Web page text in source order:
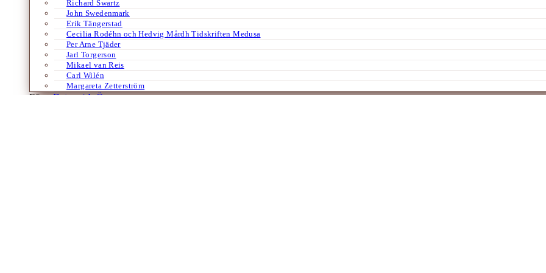
Richard Swartz
John Swedenmark
Erik Tängerstad
Cecilia Rodéhn och Hedvig Mårdh Tidskriften Medusa
Per Arne Tjäder
Jarl Torgerson
Mikael van Reis
Carl Wilén
Margareta Zetterström
Efter:Datum /A-Ö